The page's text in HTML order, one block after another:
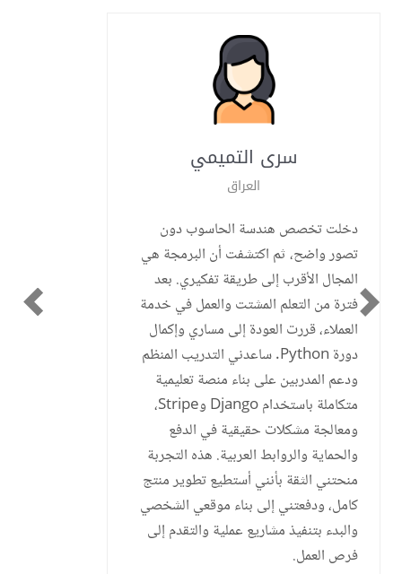
سرى التميمي
العراق
دخلت تخصص هندسة الحاسوب دون
تصور واضح، ثم اكتشفت أن البرمجة هي
المجال الأقرب إلى طريقة تفكيري. بعد
فترة من التعلم المشتت والعمل في خدمة
العملاء، قررت العودة إلى مساري وإكمال
دورة Python. ساعدني التدريب المنظم
ودعم المدربين على بناء منصة تعليمية
متكاملة باستخدام Django وStripe،
ومعالجة مشكلات حقيقية في الدفع
والحماية والروابط العربية. هذه التجربة
منحتني الثقة بأنني أستطيع تطوير منتج
كامل، ودفعتني إلى بناء موقعي الشخصي
والبدء بتنفيذ مشاريع عملية والتقدم إلى
فرص العمل.